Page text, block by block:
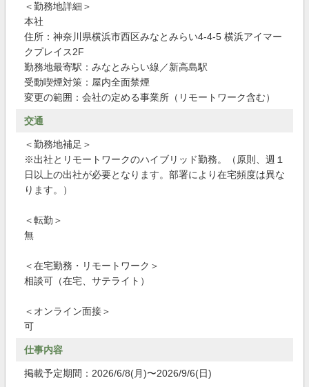
＜勤務地詳細＞
本社
住所：神奈川県横浜市西区みなとみらい4-4-5 横浜アイマー
クプレイス2F
勤務地最寄駅：みなとみらい線／新高島駅
受動喫煙対策：屋内全面禁煙
変更の範囲：会社の定める事業所（リモートワーク含む）
交通
＜勤務地補足＞
※出社とリモートワークのハイブリッド勤務。（原則、週１
日以上の出社が必要となります。部署により在宅頻度は異な
ります。）
＜転勤＞
無
＜在宅勤務・リモートワーク＞
相談可（在宅、サテライト）
＜オンライン面接＞
可
仕事内容
掲載予定期間：2026/6/8(月)〜2026/9/6(日)